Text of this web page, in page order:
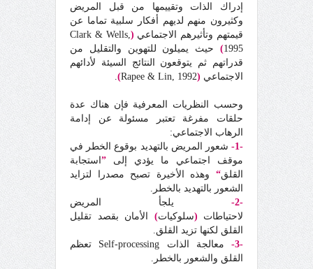
إدراك الذات وتقييمها من قبل المريض
وكثيرون منهم لديهم أفكار سلبية تماما عن
قيمتهم وتأثيرهم الاجتماعي (
Clark & Wells,
1995
) حيث يميلون للتهوين والتقليل من
قدراتهم ثم يتوقعون النتائج السيئة لأدائهم
الاجتماعي (
Rapee & Lin, 1992
)
وحسب النظريات المعرفية فإن هناك عدة
حلقات مفرغة تعتبر مسئولة عن إدامة
الرهاب الاجتماعي:
-1-
شعور المريض بالتهديد بوقوع الخطر في
موقف اجتماعي ما يؤدي إلى ”استجابة
القلق“ وهذه الأخيرة تصبح مصدرا لتزايد
الشعور بالتهديد بالخطر.
-2-
يلجأ المريض
لاحتياطات (سلوكيات) الأمان بقصد تقليل
القلق لكنها تزيد القلق.
-3-
معالجة الذات Self-processing تعظم
القلق والشعور بالخطر.